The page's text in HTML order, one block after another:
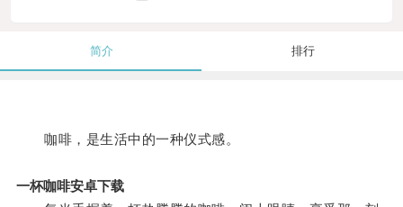
简介 排行
咖啡，是生活中的一种仪式感。
一杯咖啡安卓下载